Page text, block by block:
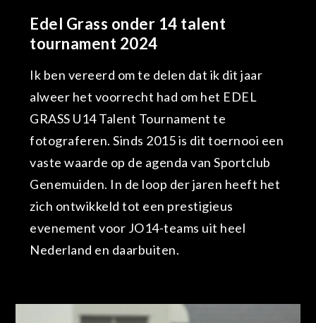
Edel Grass onder 14 talent
tournament 2024
Ik ben vereerd om te delen dat ik dit jaar
alweer het voorrecht had om het EDEL
GRASS U14 Talent Tournament te
fotograferen. Sinds 2015 is dit toernooi een
vaste waarde op de agenda van Sportclub
Genemuiden. In de loop der jaren heeft het
zich ontwikkeld tot een prestigieus
evenement voor JO14-teams uit heel
Nederland en daarbuiten.